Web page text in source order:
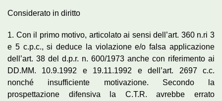
Considerato in diritto
1. Con il primo motivo, articolato ai sensi dell’art. 360 n.ri 3
e 5 c.p.c., si deduce la violazione e/o falsa applicazione
dell’art. 38 del d.p.r. n. 600/1973 anche con riferimento ai
DD.MM. 10.9.1992 e 19.11.1992 e dell’art. 2697 c.c.
nonché insufficiente motivazione. Secondo la
prospettazione difensiva la C.T.R. avrebbe errato